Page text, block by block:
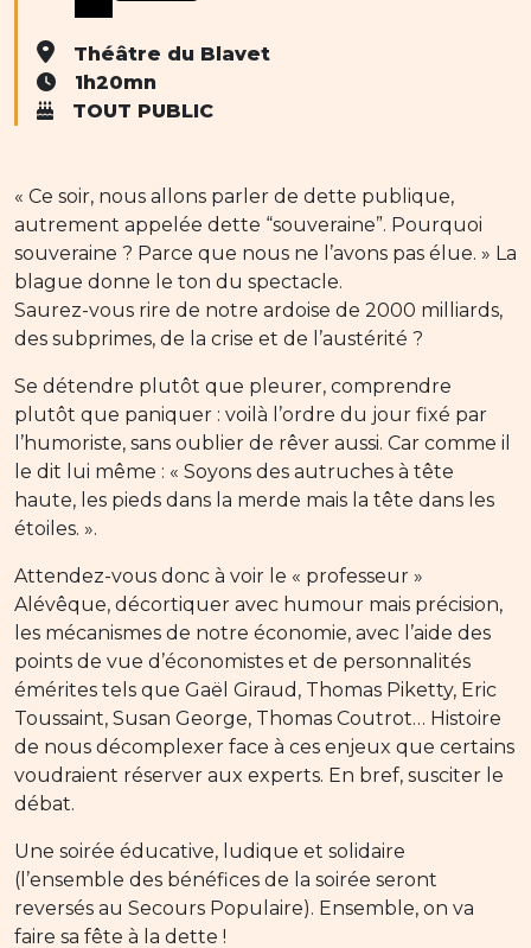
Théâtre du Blavet
1h20mn
TOUT PUBLIC
« Ce soir, nous allons parler de dette publique,
autrement appelée dette “souveraine”. Pourquoi
souveraine ? Parce que nous ne l’avons pas élue. » La
blague donne le ton du spectacle.
Saurez-vous rire de notre ardoise de 2000 milliards,
des subprimes, de la crise et de l’austérité ?
Se détendre plutôt que pleurer, comprendre
plutôt que paniquer : voilà l’ordre du jour fixé par
l’humoriste, sans oublier de rêver aussi. Car comme il
le dit lui même : « Soyons des autruches à tête
haute, les pieds dans la merde mais la tête dans les
étoiles. ».
Attendez-vous donc à voir le « professeur »
Alévêque, décortiquer avec humour mais précision,
les mécanismes de notre économie, avec l’aide des
points de vue d’économistes et de personnalités
émérites tels que Gaël Giraud, Thomas Piketty, Eric
Toussaint, Susan George, Thomas Coutrot… Histoire
de nous décomplexer face à ces enjeux que certains
voudraient réserver aux experts. En bref, susciter le
débat.
Une soirée éducative, ludique et solidaire
(l’ensemble des bénéfices de la soirée seront
reversés au Secours Populaire). Ensemble, on va
faire sa fête à la dette !